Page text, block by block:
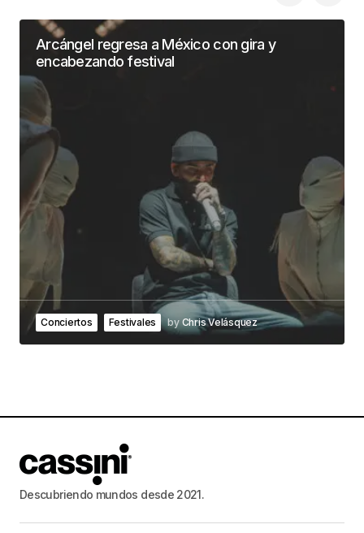
Arcángel regresa a México con gira y
encabezando festival
Conciertos Festivales by Chris Velásquez
Descubriendo mundos desde 2021.